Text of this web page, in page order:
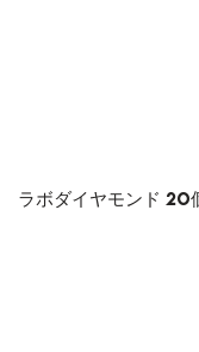
ラボダイヤモンド 20